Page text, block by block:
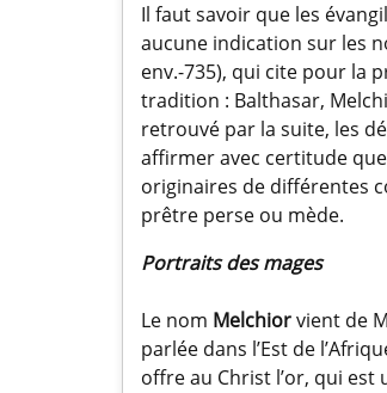
Il faut savoir que les
aucune indication sur les
env.-735), qui cite pour la
tradition : Balthasar,
retrouvé par la suite, les
affirmer avec certitude
originaires de différentes
prêtre perse ou mède.
Portraits des mages
Le nom Melchiorvient de
parlée dans l’Est de
offre au Christ l’or, qui